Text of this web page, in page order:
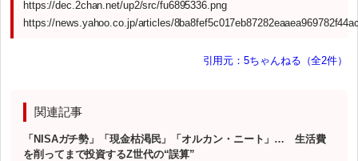
https://dec.2chan.net/up2/src/fu6895336.png
https://news.yahoo.co.jp/articles/
引用元：5ちゃんねる（全2件）
関連記事
「NISAガチ勢」「現金枯渇民」「オルカン・ニート」… 生活費
を削ってまで投資するZ世代の“誤算”